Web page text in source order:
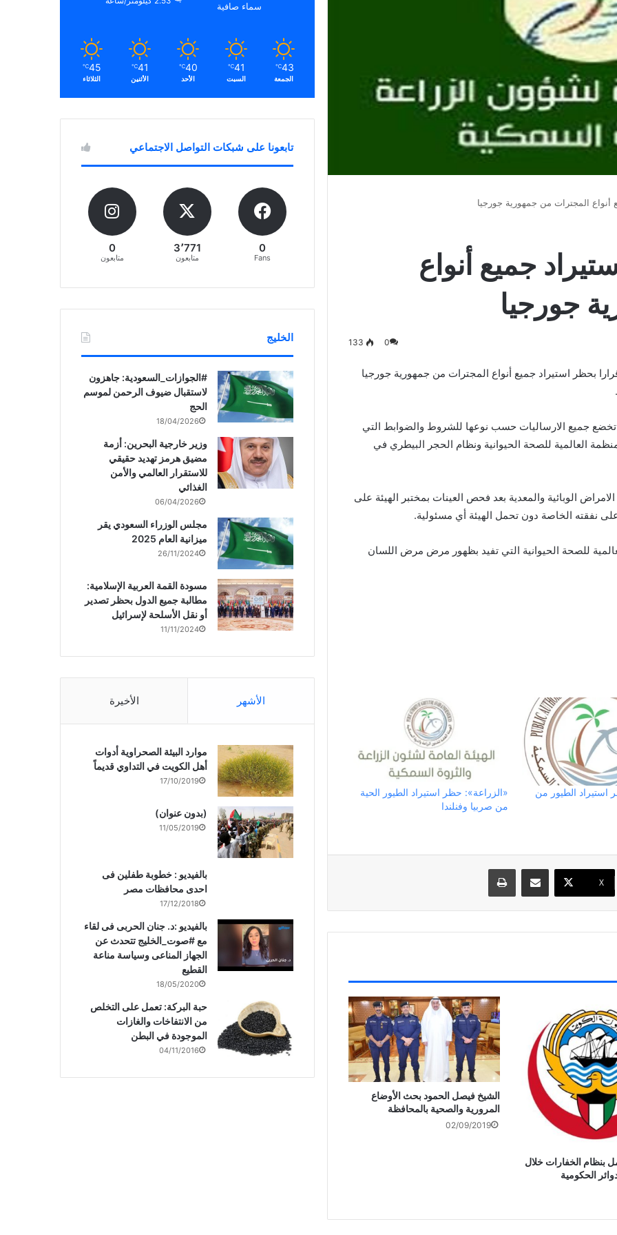
أنواع المجترات من جمهورية جورجيا
جميع أنواع
جورجيا
0
133
بحظر استيراد جميع أنواع المجترات من جمهورية جورجيا
جميع الارساليات حسب نوعها للشروط والضوابط التي
العالمية للصحة الحيوانية ونظام الحجر البيطري في
الوبائية والمعدية بعد فحص العينات بمختبر الهيئة على
نفقته الخاصة دون تحمل الهيئة أي مسئولية.
للصحة الحيوانية التي تفيد بظهور مرض مرض اللسان
استيراد الطيور من
«الزراعة»: حظر استيراد الطيور الحية
من صربيا وفنلندا
X
مشاركة عبر البريد طباعة
بنظام الخفارات خلال
الحكومية
الشيخ فيصل الحمود بحث الأوضاع
المرورية والصحية بالمحافظة
02/09/2019
سماء صافية
43
℃
الجمعة
41
℃
السبت
40
℃
الأحد
41
℃
الأثنين
45
℃
الثلاثاء
تابعونا على شبكات التواصل الاجتماعي
0
Fans
3٬771
متابعون
0
متابعون
الخليج
‏‎#الجوازات_السعودية: جاهزون
لاستقبال ضيوف الرحمن لموسم
الحج
18/04/2026
وزير خارجية البحرين: أزمة
مضيق هرمز تهديد حقيقي
للاستقرار العالمي والأمن
الغذائي
06/04/2026
مجلس الوزراء السعودي يقر
ميزانية العام 2025
26/11/2024
مسودة القمة العربية الإسلامية:
مطالبة جميع الدول بحظر تصدير
أو نقل الأسلحة لإسرائيل
11/11/2024
الأشهر الأخيرة
موارد البيئة الصحراوية أدوات
أهل الكويت في التداوي قديماً
17/10/2019
(بدون عنوان)
11/05/2019
بالفيديو : خطوبة طفلين فى
احدى محافظات مصر
17/12/2018
بالفيديو :د. جنان الحربى فى لقاء
مع #صوت_الخليج تتحدث عن
الجهاز المناعى وسياسة مناعة
القطيع
18/05/2020
حبة البركة: تعمل على التخلص
من الانتفاخات والغازات
الموجودة في البطن
04/11/2016